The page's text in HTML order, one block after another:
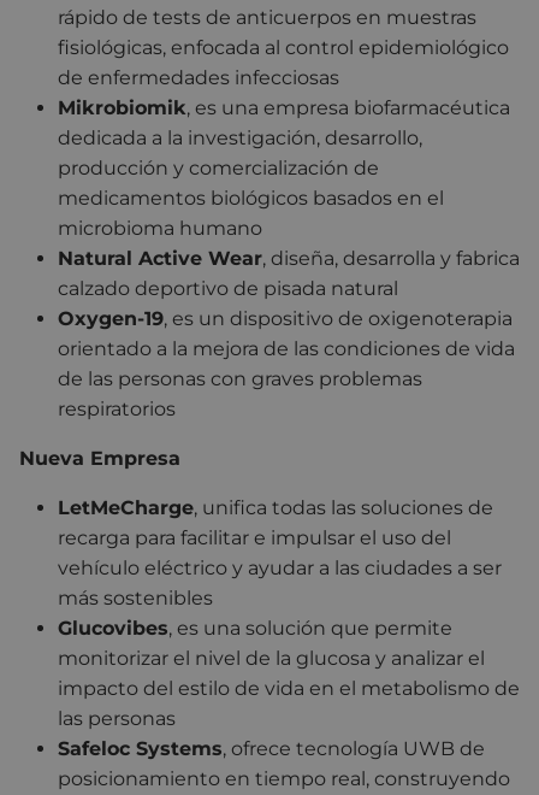
rápido de tests de anticuerpos en muestras
fisiológicas, enfocada al control epidemiológico
de enfermedades infecciosas
Mikrobiomik, es una empresa biofarmacéutica
dedicada a la investigación, desarrollo,
producción y comercialización de
medicamentos biológicos basados en el
microbioma humano
Natural Active Wear, diseña, desarrolla y fabrica
calzado deportivo de pisada natural
Oxygen-19, es un dispositivo de oxigenoterapia
orientado a la mejora de las condiciones de vida
de las personas con graves problemas
respiratorios
Nueva Empresa
LetMeCharge, unifica todas las soluciones de
recarga para facilitar e impulsar el uso del
vehículo eléctrico y ayudar a las ciudades a ser
más sostenibles
Glucovibes, es una solución que permite
monitorizar el nivel de la glucosa y analizar el
impacto del estilo de vida en el metabolismo de
las personas
Safeloc Systems, ofrece tecnología UWB de
posicionamiento en tiempo real, construyendo